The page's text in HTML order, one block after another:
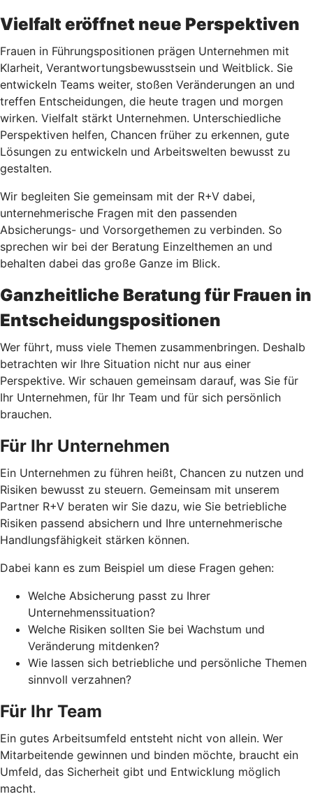
Vielfalt eröffnet neue Perspektiven
Frauen in Führungspositionen prägen Unternehmen mit
Klarheit, Verantwortungsbewusstsein und Weitblick. Sie
entwickeln Teams weiter, stoßen Veränderungen an und
treffen Entscheidungen, die heute tragen und morgen
wirken. Vielfalt stärkt Unternehmen. Unterschiedliche
Perspektiven helfen, Chancen früher zu erkennen, gute
Lösungen zu entwickeln und Arbeitswelten bewusst zu
gestalten.
Wir begleiten Sie gemeinsam mit der R+V dabei,
unternehmerische Fragen mit den passenden
Absicherungs- und Vorsorgethemen zu verbinden. So
sprechen wir bei der Beratung Einzelthemen an und
behalten dabei das große Ganze im Blick.
Ganzheitliche Beratung für Frauen in
Entscheidungspositionen
Wer führt, muss viele Themen zusammenbringen. Deshalb
betrachten wir Ihre Situation nicht nur aus einer
Perspektive. Wir schauen gemeinsam darauf, was Sie für
Ihr Unternehmen, für Ihr Team und für sich persönlich
brauchen.
Für Ihr Unternehmen
Ein Unternehmen zu führen heißt, Chancen zu nutzen und
Risiken bewusst zu steuern. Gemeinsam mit unserem
Partner R+V beraten wir Sie dazu, wie Sie betriebliche
Risiken passend absichern und Ihre unternehmerische
Handlungsfähigkeit stärken können.
Dabei kann es zum Beispiel um diese Fragen gehen:
Welche Absicherung passt zu Ihrer
Unternehmenssituation?
Welche Risiken sollten Sie bei Wachstum und
Veränderung mitdenken?
Wie lassen sich betriebliche und persönliche Themen
sinnvoll verzahnen?
Für Ihr Team
Ein gutes Arbeitsumfeld entsteht nicht von allein. Wer
Mitarbeitende gewinnen und binden möchte, braucht ein
Umfeld, das Sicherheit gibt und Entwicklung möglich
macht.